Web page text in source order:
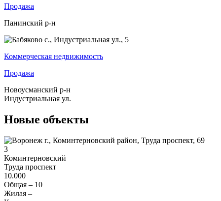
Продажа
Панинский р-н
Коммерческая недвижимость
Продажа
Новоусманский р-н
Индустриальная ул.
Новые объекты
3
Коминтерновский
Труда проспект
10.000
Общая – 10
Жилая –